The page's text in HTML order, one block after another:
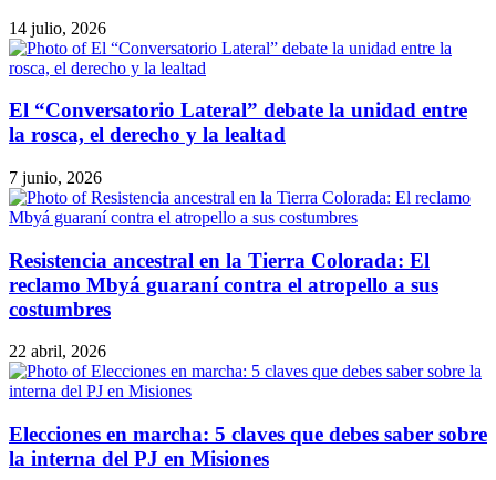
14 julio, 2026
El “Conversatorio Lateral” debate la unidad entre
la rosca, el derecho y la lealtad
7 junio, 2026
Resistencia ancestral en la Tierra Colorada: El
reclamo Mbyá guaraní contra el atropello a sus
costumbres
22 abril, 2026
Elecciones en marcha: 5 claves que debes saber sobre
la interna del PJ en Misiones